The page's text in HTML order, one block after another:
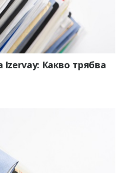
Какво трябва